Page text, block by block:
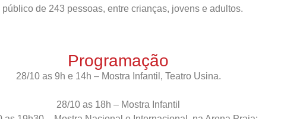
de 243 pessoas, entre crianças, jovens e adultos.
Programação
28/10 as 9h e 14h – Mostra Infantil, Teatro Usina.
28/10 as 18h – Mostra Infantil